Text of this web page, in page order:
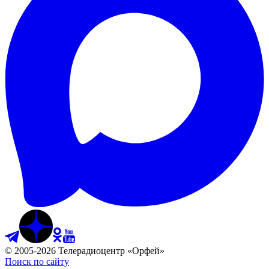
© 2005-2026 Телерадиоцентр «Орфей»
Поиск по сайту